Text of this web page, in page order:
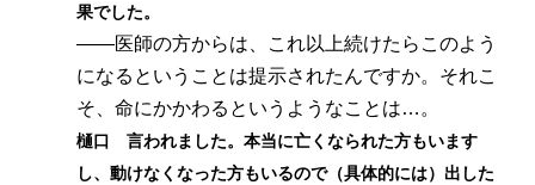
果でした。
――医師の方からは、これ以上続けたらこのよう
になるということは提示されたんですか。それこ
そ、命にかかわるというようなことは…。
樋口 言われました。本当に亡くなられた方もいます
し、動けなくなった方もいるので（具体的には）出した